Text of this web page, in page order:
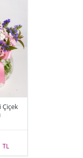
Çiçek
TL